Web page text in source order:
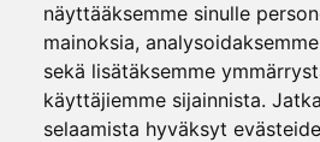
näyttääksemme sinulle
mainoksia,
sekä lisätäksemme
käyttäjiemme sijainnista.
selaamista hyväksyt